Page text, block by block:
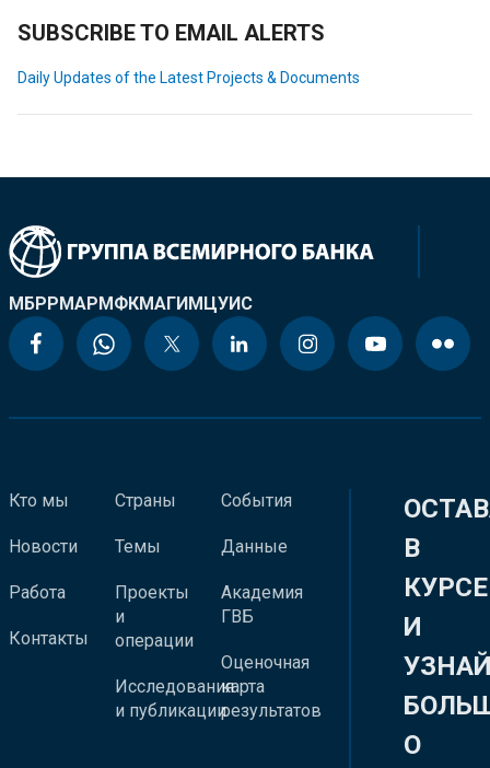
SUBSCRIBE TO EMAIL ALERTS
Daily Updates of the Latest Projects & Documents
МБРРМАРМФКМАГИМЦУИС
Кто мы
Новости
Работа
Контакты
Страны
Темы
Проекты
и
операции
Исследования
и публикации
События
Данные
Академия
ГВБ
Оценочная
карта
результатов
В
КУРСЕ
И
О